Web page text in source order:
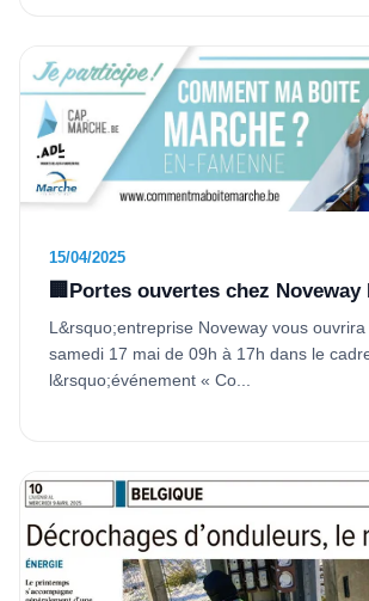
15/04/2025
🏢Portes ouvertes chez Noveway
L&rsquo;entreprise Noveway vous
samedi 17 mai de 09h à 17h dans le
l&rsquo;événement « Co...